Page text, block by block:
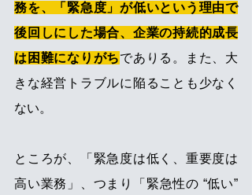
務を、「緊急度」が低いという理由で
後回しにした場合、企業の持続的成長
は困難になりがちでありる。また、大
きな経営トラブルに陥ることも少なく
ない。
ところが、「緊急度は低く、重要度は
高い業務」、つまり「緊急性の “低い”